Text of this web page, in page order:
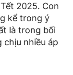
2025. Con
kể trong ý
là trong bối
chịu nhiều áp